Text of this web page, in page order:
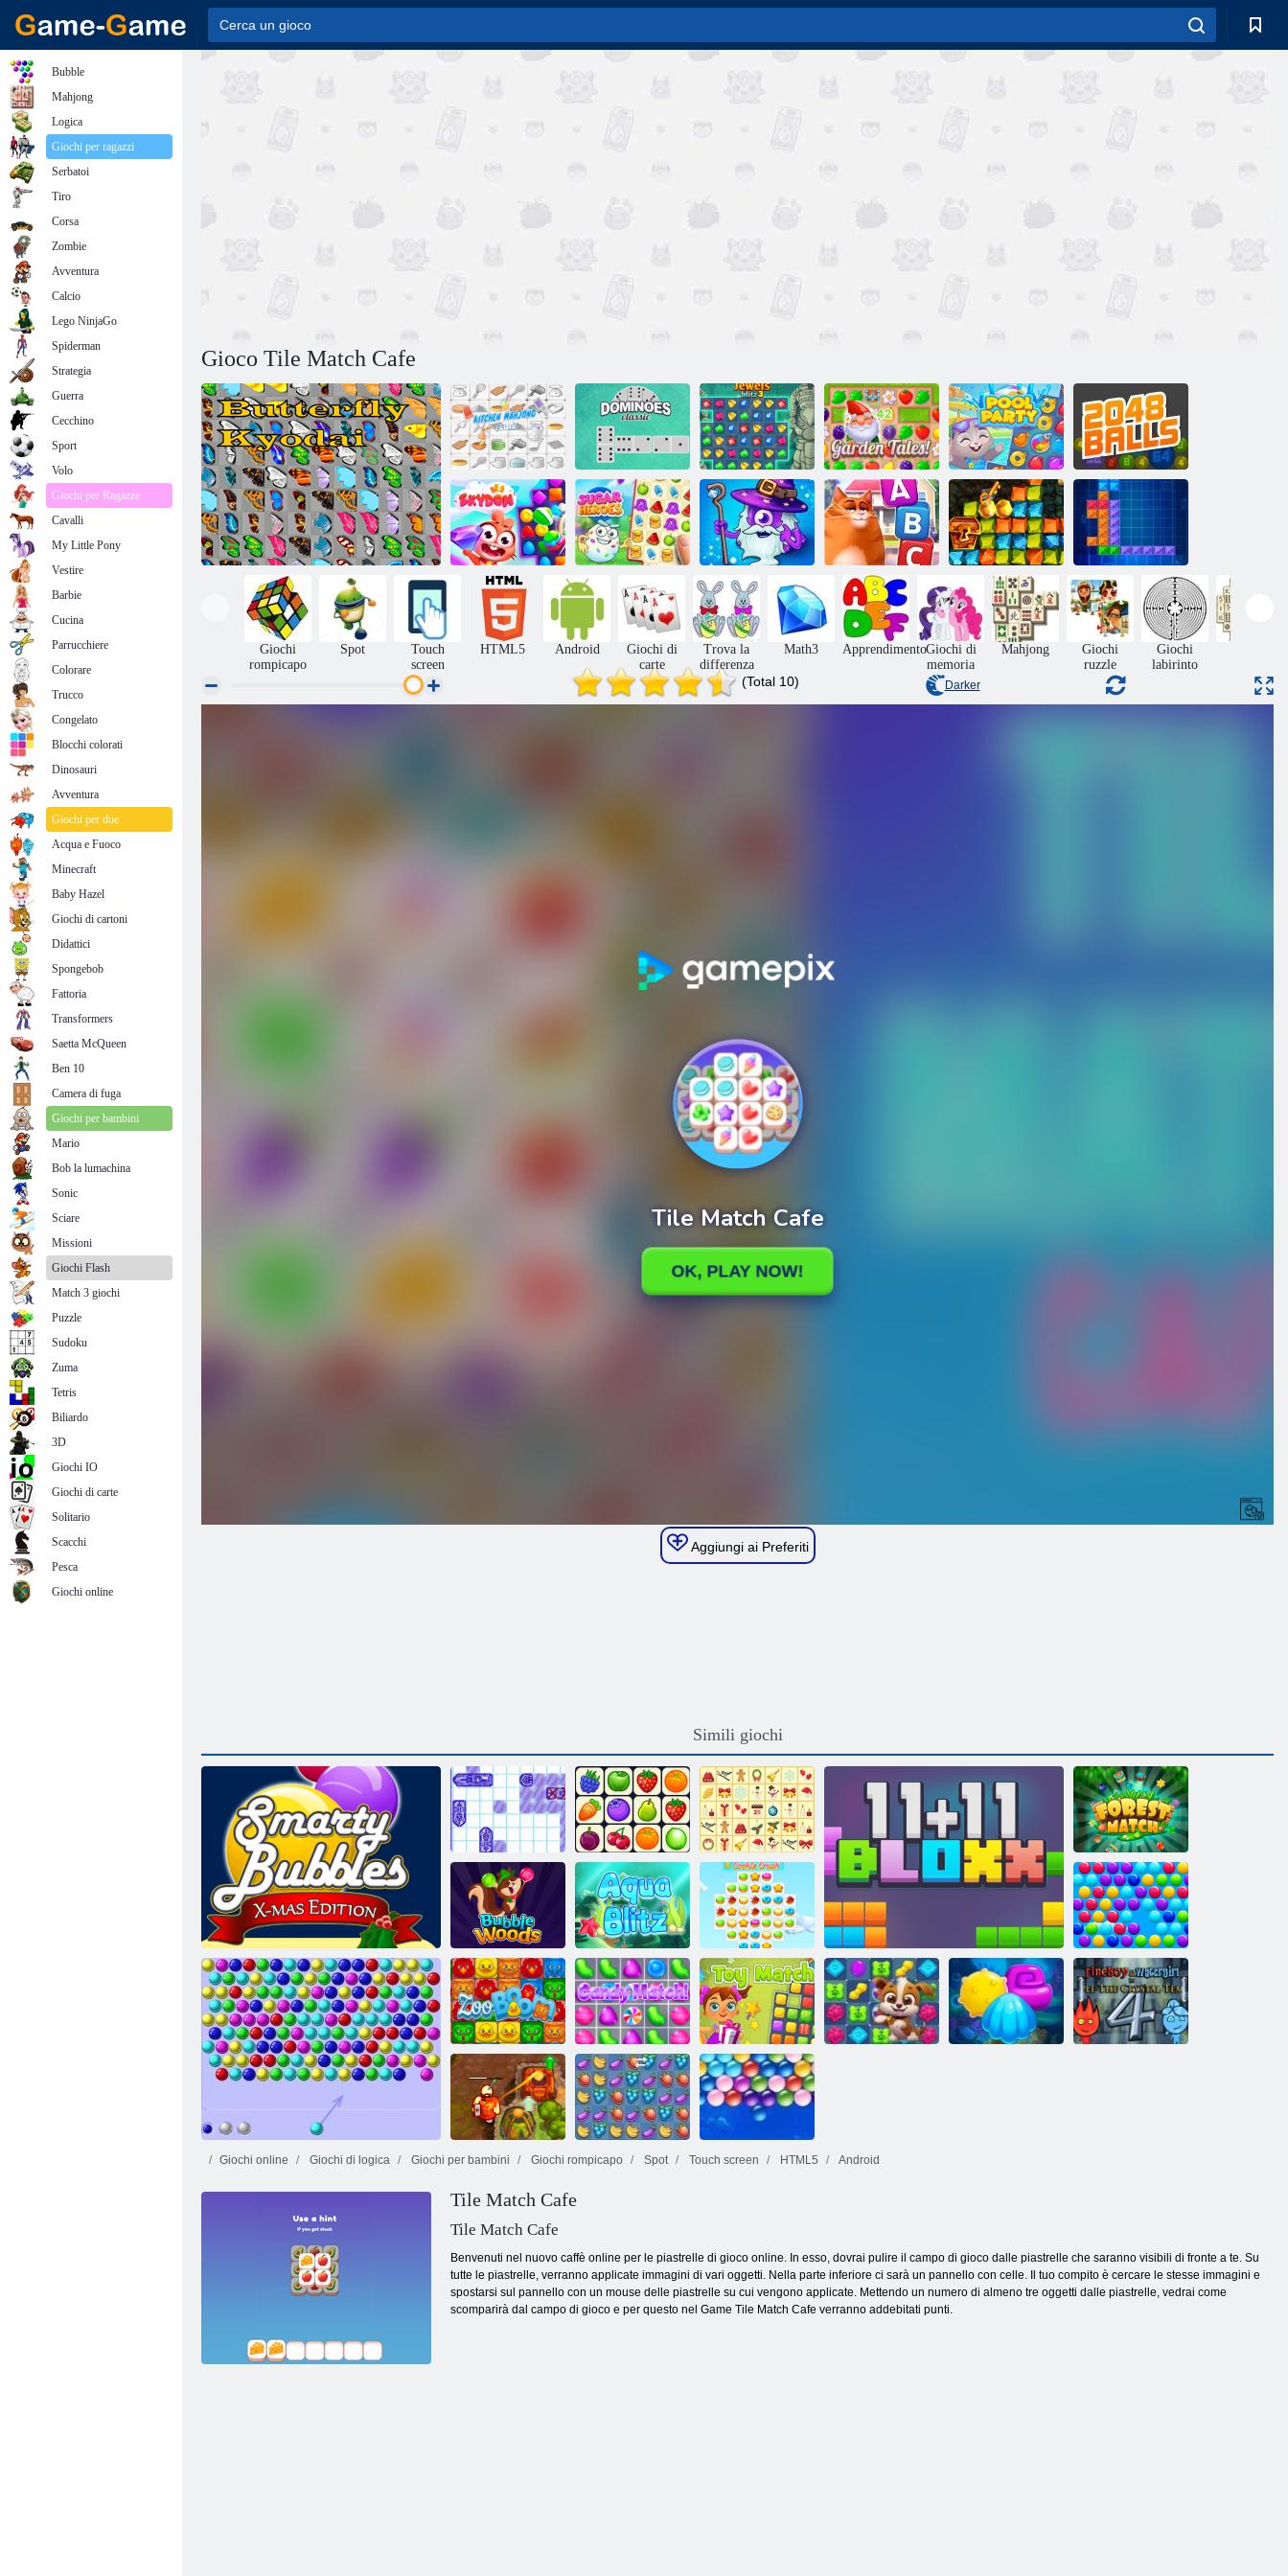
Gioco Tile Match Cafe
Cucina mahjong Domino classico Gioielli blitz 3
Racconti da
giardino
Festa in piscina 2048 palle
Skydom Eroi di zucchero
Eroi della partita
3
Kitty Scramble
Caccia al tesoro
corsa all'oro
Tentrix
Giochi
rompicapo
Spot
Touch
screen
HTML5 Android
Giochi di
carte
Trova la
differenza
Math3 ApprendimentoGiochi di
memoria
Mahjong
Giochi
ruzzle
Giochi
labirinto
(Total 10) Darker
Aggiungi ai Preferiti
Simili giochi
Smarty Bubbles Xmas Edition
Battaglia marina Onet Connect
Kris-Mas
Mahjong
Forest Match
Woods a bolle Acqua Blitz Cookie Crush 3 Bolle intelligenti
Zoo boom Candy Match!
Partita
giocattolo!
Treasure
maledetto 2
Giochi online Giochi di logica Giochi per bambini Giochi rompicapo Spot Touch screen HTML5 Android
Tile Match Cafe
Tile Match Cafe
Benvenuti nel nuovo caffè online per le piastrelle di gioco online. In esso, dovrai pulire il campo di gioco dalle piastrelle che saranno visibili di fronte a te. Su
tutte le piastrelle, verranno applicate immagini di vari oggetti. Nella parte inferiore ci sarà un pannello con celle. Il tuo compito è cercare le stesse immagini e
spostarsi sul pannello con un mouse delle piastrelle su cui vengono applicate. Mettendo un numero di almeno tre oggetti dalle piastrelle, vedrai come
scomparirà dal campo di gioco e per questo nel Game Tile Match Cafe verranno addebitati punti.
Bubble
Mahjong
Logica
Giochi per ragazzi
Serbatoi
Tiro
Corsa
Zombie
Avventura
Calcio
Lego NinjaGo
Spiderman
Strategia
Guerra
Cecchino
Sport
Volo
Giochi per Ragazze
Cavalli
My Little Pony
Vestire
Barbie
Cucina
Parrucchiere
Colorare
Trucco
Congelato
Blocchi colorati
Dinosauri
Avventura
Giochi per due
Acqua e Fuoco
Minecraft
Baby Hazel
Giochi di cartoni
Didattici
Spongebob
Fattoria
Transformers
Saetta McQueen
Ben 10
Camera di fuga
Giochi per bambini
Mario
Bob la lumachina
Sonic
Sciare
Missioni
Giochi Flash
Match 3 giochi
Puzzle
Sudoku
Zuma
Tetris
Biliardo
3D
Giochi IO
Giochi di carte
Solitario
Scacchi
Pesca
Giochi online